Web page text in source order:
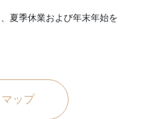
夏季休業および年末年始を
ップ